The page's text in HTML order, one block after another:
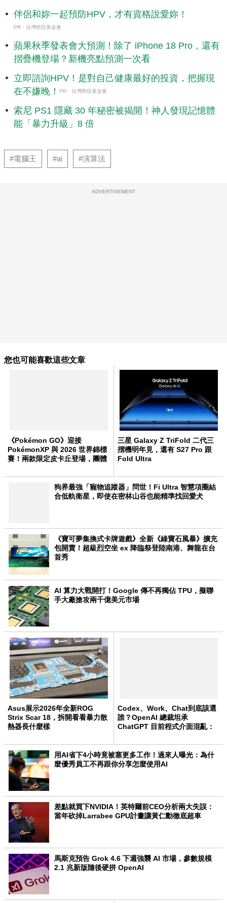
伴侶和妳一起預防HPV，才有資格說愛妳！
PR・台灣癌症基金會
蘋果秋季發表會大預測！除了 iPhone 18 Pro，還有
摺疊機登場？新機亮點預測一次看
立即諮詢HPV！是對自己健康最好的投資，把握現
在不嫌晚！
PR・台灣癌症基金會
索尼 PS1 隱藏 30 年秘密被揭開！神人發現記憶體
能「暴力升級」8 倍
#電腦王 #ai #演算法
ADVERTISEMENT
您也可能喜歡這些文章
《Pokémon GO》迎接
PokémonXP 與 2026 世界錦標
賽！兩款限定皮卡丘登場，團體
三星 Galaxy Z TriFold 二代三
摺機明年見，還有 S27 Pro 跟
Fold Ultra
狗界最強「寵物追蹤器」問世！Fi Ultra 智慧項圈結
合低軌衛星，即使在密林山谷也能精準找回愛犬
《寶可夢集換式卡牌遊戲》全新《綠寶石風暴》擴充
包開賣！超級烈空坐 ex 降臨祭登陸南港、舞龍在台
首秀
AI 算力大戰開打！Google 傳不再獨佔 TPU，擬聯
手大廠搶攻兩千億美元市場
Asus展示2026年全新ROG
Strix Scar 18，拆開看看暴力散
熱器長什麼樣
Codex、Work、Chat到底該選
誰？OpenAI 總裁坦承
ChatGPT 目前程式介面混亂：
用AI省下4小時竟被塞更多工作！過來人曝光：為什
麼優秀員工不再跟你分享怎麼使用AI
差點就買下NVIDIA！英特爾前CEO分析兩大失誤：
當年砍掉Larrabee GPU計畫讓黃仁勳徹底超車
馬斯克預告 Grok 4.6 下週強襲 AI 市場，參數規模
2.1 兆新版隨後硬拼 OpenAI